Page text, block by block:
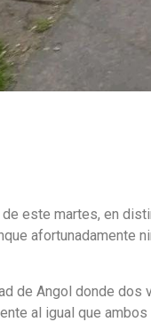
este martes, en
afortunadamente
de Angol donde dos
al igual que